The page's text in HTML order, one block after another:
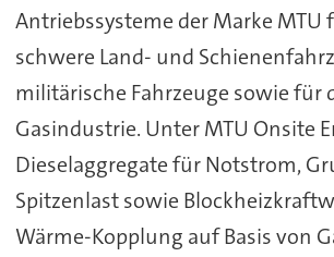
Antriebssysteme der Marke MTU
schwere Land- und
militärische Fahrzeuge sowie für
Gasindustrie. Unter MTU Onsite
Dieselaggregate für Notstrom,
Spitzenlast sowie
Wärme-Kopplung auf Basis von